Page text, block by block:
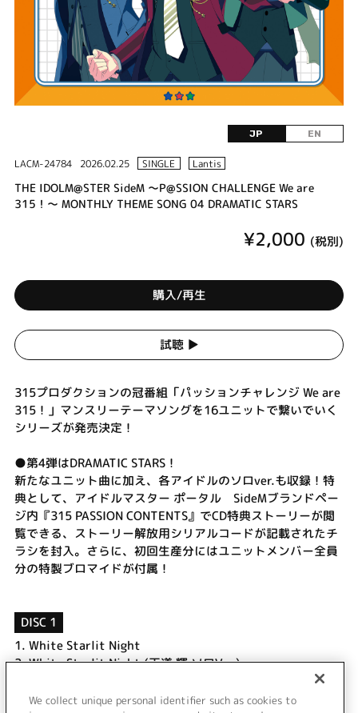
JP EN
LACM-24784 2026.02.25 SINGLE Lantis
THE IDOLM@STER SideM ～P@SSION CHALLENGE We are
315！～ MONTHLY THEME SONG 04 DRAMATIC STARS
¥2,000 (税別)
購入/再生
試聴 ▶︎
315プロダクションの冠番組「パッションチャレンジ We are
315！」マンスリーテーマソングを16ユニットで繋いでいく
シリーズが発売決定！
●第4弾はDRAMATIC STARS！
新たなユニット曲に加え、各アイドルのソロver.も収録！特
典として、アイドルマスター ポータル SideMブランドペー
ジ内『315 PASSION CONTENTS』でCD特典ストーリーが閲
覧できる、ストーリー解放用シリアルコードが記載されたチ
ラシを封入。さらに、初回生産分にはユニットメンバー全員
分の特製ブロマイドが付属！
DISC 1
1. White Starlit Night
2.White Starlit Night (天道 輝 ソロVer.)
White Starlit Night (柏木 翼 ソロVer.)
We collect unique personal identifier such as cookies to